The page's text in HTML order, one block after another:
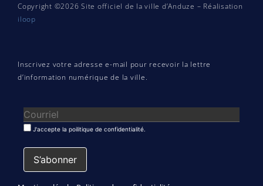
Copyright ©2026 Site officiel de la ville d’Anduze – Réalisation
iloop
Inscrivez votre adresse e-mail pour recevoir la lettre
d’information numérique de la ville.
J'accepte la poilitique de confidentialité.